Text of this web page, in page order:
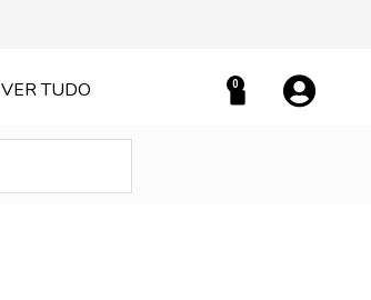
VER TUDO 0
Carrinho